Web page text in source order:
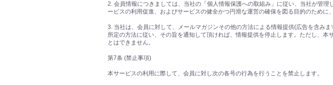
2. 会員情報につきましては、当社の「個人情報保護への取組み」に従い、当社が管
ービスの利用促進、およびサービスの健全かつ円滑な運営の確保を図る目的のために
3. 当社は、会員に対して、メールマガジンその他の方法による情報提供(広告を含み
所定の方法に従い、その旨を通知して頂ければ、情報提供を停止します。ただし、
とはできません。
第7条 (禁止事項)
本サービスの利用に際して、会員に対し次の各号の行為を行うことを禁止します。